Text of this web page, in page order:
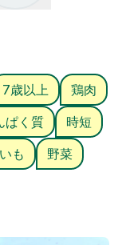
きし、レンジで3分
料を入れてもみも
ったらマヨ、ケチ
7歳以上
鶏肉
ぱく質
時短
も
野菜